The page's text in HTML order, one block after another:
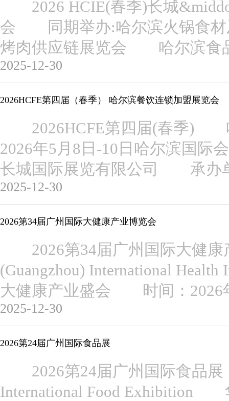
2026 HCIE(春季)长城
会 同期举办:哈尔滨火锅食
烤肉供应链展览会 哈尔滨食
2025-12-30
2026HCFE第四届（春季） 哈尔滨餐饮连锁加盟展览会
2026HCFE第四届(春季)
2026年5月8日-10日哈尔滨国
长城国际展览有限公司 承办
2025-12-30
2026第34届广州国际大健康产业博览会
2026第34届广州国际大健
(Guangzhou) International
大健康产业盛会 时间：
2025-12-30
2026第24届广州国际食品展
2026第24届广州国际食品展
International Food Exhibition